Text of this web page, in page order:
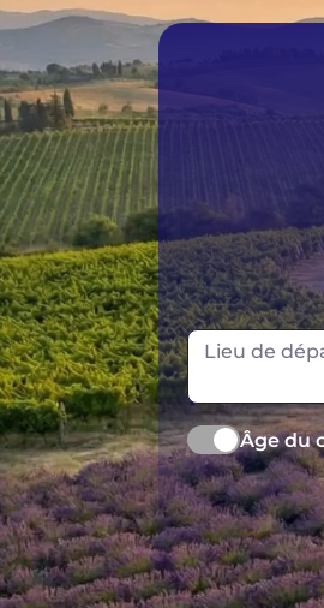
Lieu de
Âge du